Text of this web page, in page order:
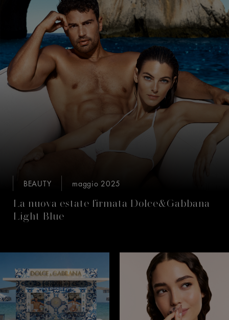
BEAUTY maggio 2025
La nuova estate firmata Dolce&Gabbana
Light Blue